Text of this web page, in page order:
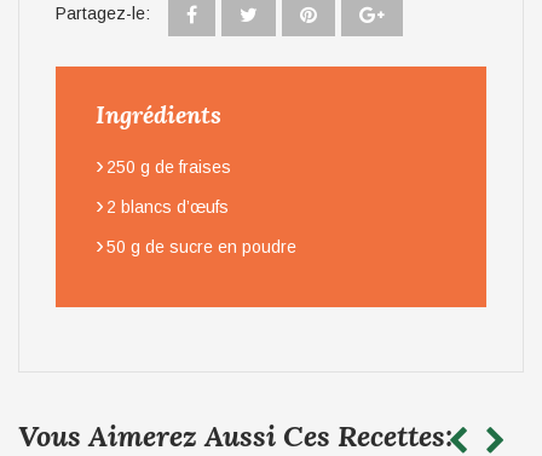
Partagez-le:
Ingrédients
› 250 g de fraises
› 2 blancs d’œufs
›50 g de sucre en poudre
Vous Aimerez Aussi Ces Recettes: